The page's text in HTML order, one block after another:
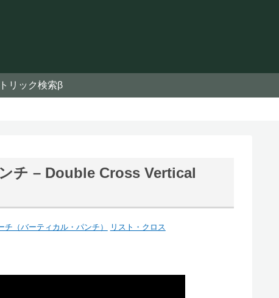
トリック検索β
チ – Double Cross Vertical
チ（バーティカル・パンチ） リスト・クロス